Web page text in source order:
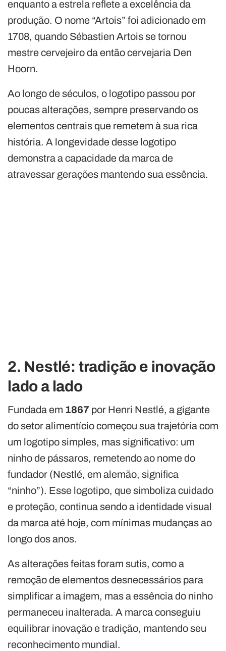
enquanto a estrela reflete a excelência da
produção. O nome “Artois” foi adicionado em
1708, quando Sébastien Artois se tornou
mestre cervejeiro da então cervejaria Den
Hoorn.
Ao longo de séculos, o logotipo passou por
poucas alterações, sempre preservando os
elementos centrais que remetem à sua rica
história. A longevidade desse logotipo
demonstra a capacidade da marca de
atravessar gerações mantendo sua essência.
2. Nestlé: tradição e inovação
lado a lado
Fundada em 1867 por Henri Nestlé, a gigante
do setor alimentício começou sua trajetória com
um logotipo simples, mas significativo: um
ninho de pássaros, remetendo ao nome do
fundador (Nestlé, em alemão, significa
“ninho”). Esse logotipo, que simboliza cuidado
e proteção, continua sendo a identidade visual
da marca até hoje, com mínimas mudanças ao
longo dos anos.
As alterações feitas foram sutis, como a
remoção de elementos desnecessários para
simplificar a imagem, mas a essência do ninho
permaneceu inalterada. A marca conseguiu
equilibrar inovação e tradição, mantendo seu
reconhecimento mundial.